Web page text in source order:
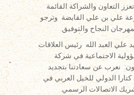
التعاون والشراكة القائمة
علي بن علي القابضة ونرجو
النجاح والتوفيق.
علي العبد الله رئيس العلاقات
الاجتماعية في شركة
نعرب عن سعادتنا بتجديد
كتارا الدولي للخيل العربي في
الاتصالات الرسمي.